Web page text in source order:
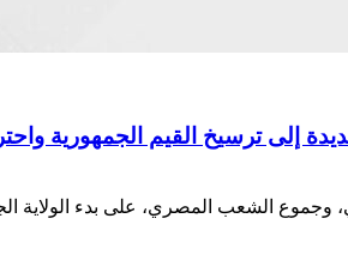
إلى ترسيخ القيم الجمهورية
وجموع الشعب المصري، على بدء الولاية